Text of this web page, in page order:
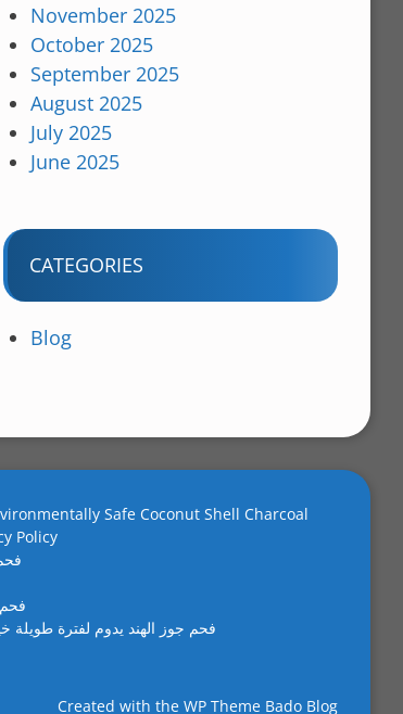
November 2025
October 2025
September 2025
August 2025
July 2025
June 2025
CATEGORIES
Blog
Safe Coconut Shell Charcoal
Policy
فحم جوز الهند يدوم لفترة طويلة
Created with the WP Theme Bado Blog